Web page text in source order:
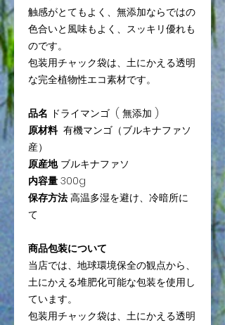
触感がとてもよく、無添加ならではの
色合いと風味もよく、スッキリ優れも
のです。
包装用チャック袋は、土にかえる透明
な完全植物性エコ素材です。
品名 ドライマンゴ ( 無添加 )
原材料有機マンゴ（ブルキナファソ
産）
原産地ブルキナファソ
内容量 300g
保存方法 高温多湿を避け、冷暗所に
て
商品包装について
当店では、地球環境保全の観点から、
土にかえる堆肥化可能な包装を使用し
ています。
包装用チャック袋は、土にかえる透明